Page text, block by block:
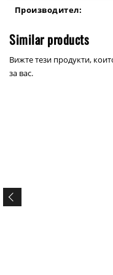
Производител:
Similar products
Вижте тези продукти,
за вас.